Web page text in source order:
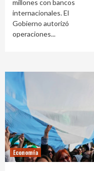
millones con bancos
internacionales. El
Gobierno autorizó
operaciones...
Economía